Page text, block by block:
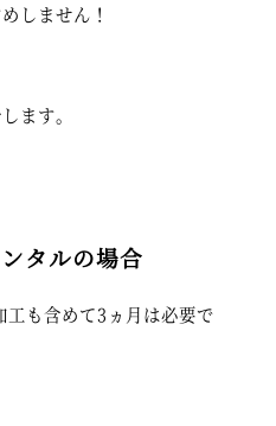
しません！
ます。
タルの場合
も含めて3ヵ月は必要で